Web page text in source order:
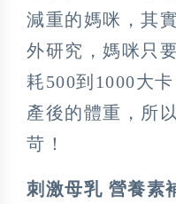
減重的媽咪，其
外研究，媽咪只
耗500到1000大
產後的體重，所
苛！
刺激母乳 營養素